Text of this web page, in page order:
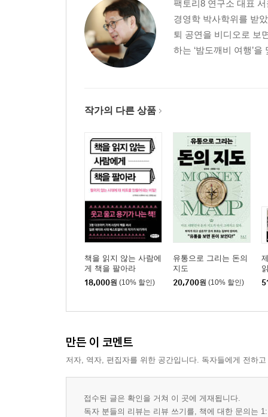
팩토리8 연구소 대표
경영학 박사학위를 받
퇴 공연을 비디오로 보
하는 ‘밤도깨비 여행’
작가의 다른 상품
책을 읽지 않는 사람에
게 책을 팔아라
18,000원 (10% 할인)
유통으로 그리는 돈의
지도
20,700원 (10% 할인)
만든 이 코멘트
저자, 역자, 편집자를 위한 공간입니다. 독자들에게 전하
접수된 글은 확인을 거쳐 이 곳에 게재됩니다.
독자 분들의 리뷰는 리뷰 쓰기를, 책에 대한 문의는